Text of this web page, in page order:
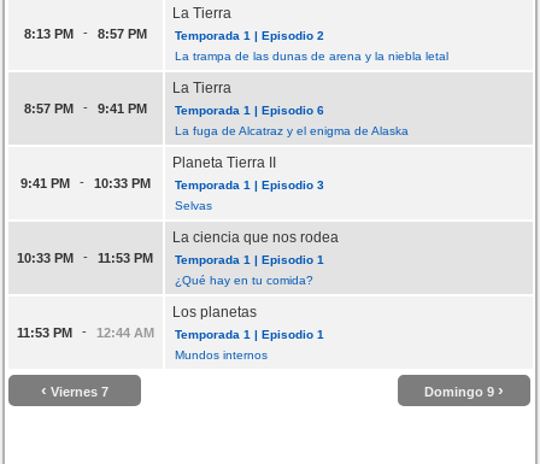
8:13 PM - 8:57 PM
La Tierra
Temporada 1 | Episodio 2
La trampa de las dunas de arena y la niebla letal
8:57 PM - 9:41 PM
La Tierra
Temporada 1 | Episodio 6
La fuga de Alcatraz y el enigma de Alaska
9:41 PM - 10:33 PM
Planeta Tierra II
Temporada 1 | Episodio 3
Selvas
10:33 PM - 11:53 PM
La ciencia que nos rodea
Temporada 1 | Episodio 1
¿Qué hay en tu comida?
11:53 PM - 12:44 AM
Los planetas
Temporada 1 | Episodio 1
Mundos internos
‹ Viernes 7 Domingo 9 ›